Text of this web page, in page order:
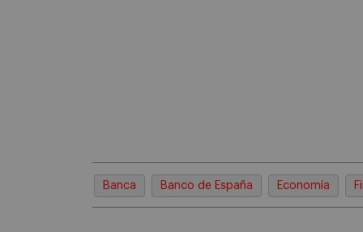
Banca Banco de España Economía